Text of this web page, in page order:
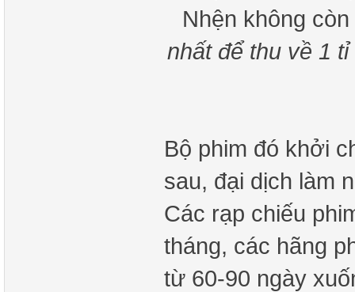
Nhện không
nhất để thu về 1
Bộ phim đó khởi
sau, đại dịch làm
Các rạp chiếu
tháng, các hãng
từ 60-90 ngày